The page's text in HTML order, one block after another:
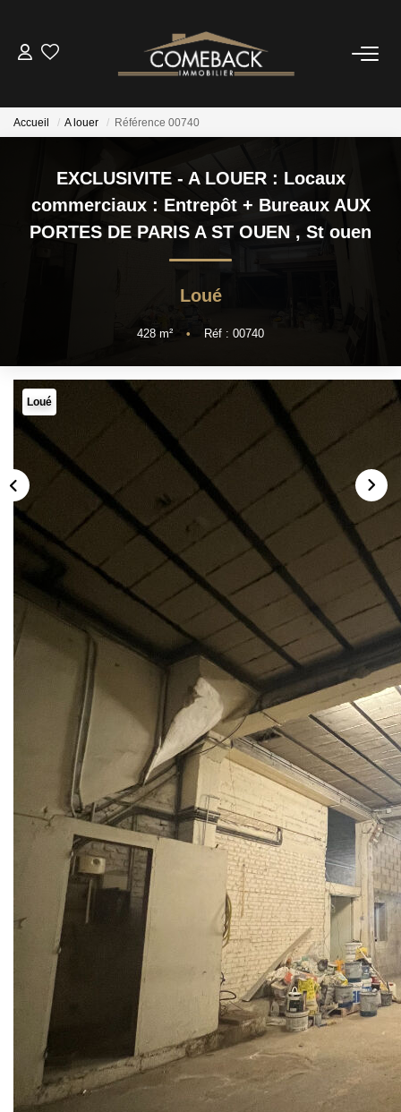
ESTIMER
BIENS VENDUS
Accueil A louer Référence 00740
EXCLUSIVITE - A LOUER : Locaux
commerciaux : Entrepôt + Bureaux AUX
PORTES DE PARIS A ST OUEN , St ouen
Loué
428 m² • Réf : 00740
Loué
Description
Réf : 00740
EXCLUSIVITE COMEBACK
A LOUER : LOCAUX COMMERCIAUX : Entrepôt +
Bureaux - TRES RARE AUX PORTES DE PARIS à SAINT
OUEN !
A seulement 200 mètres de la Porte de Clignancourt !!!
Surface de stockage 353 m² sur deux niveaux, trois
bureaux de 75 m² en rez-de-chaussée, wc + lave-mains,
avec un accès indépendant sur rue. Accès entrepôt : rideau
métallique hauteur 4 mètres. Parfait pour livraison du
dernier kilomètre, darkstore, artisan, entreprise du
bâtiment...
Contactez-nous pour plus de renseignements !!!
Agence COMEBACK IMMOBILIER
27, Rue Michel Bléré - 60260 Lamorlaye
Téléphone : 03.44.21.03.07. / 06.52.65.33.44 (Patricia